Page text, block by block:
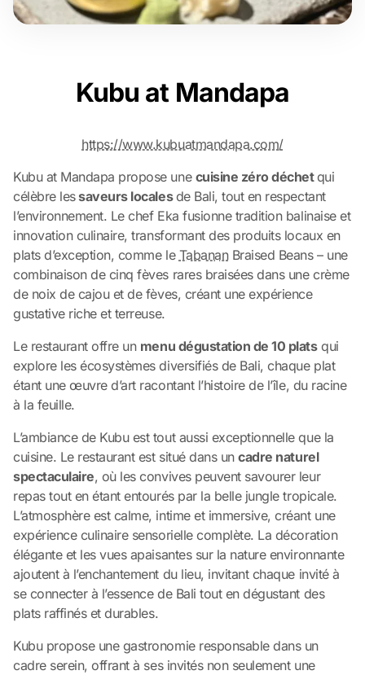
Kubu at Mandapa
https://www.kubuatmandapa.com/
Kubu at Mandapa propose une cuisine zéro déchetqui
célèbre lessaveurs localesde Bali, tout en respectant
l’environnement. Le chef Eka fusionne tradition balinaise et
innovation culinaire, transformant des produits locaux en
plats d’exception, comme le TabananBraised Beans – une
combinaison de cinq fèves rares braisées dans une crème
de noix de cajou et de fèves, créant une expérience
gustative riche et terreuse.
Le restaurant offre un menu dégustation de 10 platsqui
explore les écosystèmes diversifiés de Bali, chaque plat
étant une œuvre d’art racontant l’histoire de l’île, du racine
à la feuille.
L’ambiance de Kubu est tout aussi exceptionnelle que la
cuisine. Le restaurant est situé dans uncadre naturel
spectaculaire, où les convives peuvent savourer leur
repas tout en étant entourés par la belle jungle tropicale.
L’atmosphère est calme, intime et immersive, créant une
expérience culinaire sensorielle complète. La décoration
élégante et les vues apaisantes sur la nature environnante
ajoutent à l’enchantement du lieu, invitant chaque invité à
se connecter à l’essence de Bali tout en dégustant des
plats raffinés et durables.
Kubu propose une gastronomie responsable dans un
cadre serein, offrant à ses invités non seulement une